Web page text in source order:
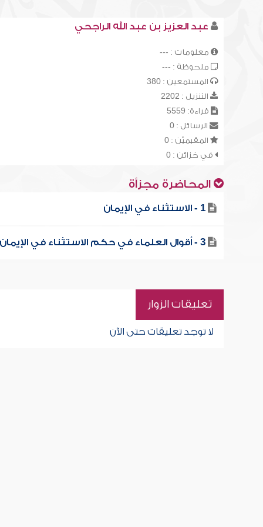
عبد العزيز بن عبد الله الراجحي
معلومات : ---
ملحوظة : ---
المستمعين : 380
التنزيل : 2202
قراءة: 5559
الرسائل : 0
المقيميّن : 0
في خزائن : 0
المحاضرة مجزأة
1 - الاستثناء في الإيمان
3 - أقوال العلماء في حكم الاستثناء في الإيمان
تعليقات الزوار
لا توجد تعليقات حتى الآن